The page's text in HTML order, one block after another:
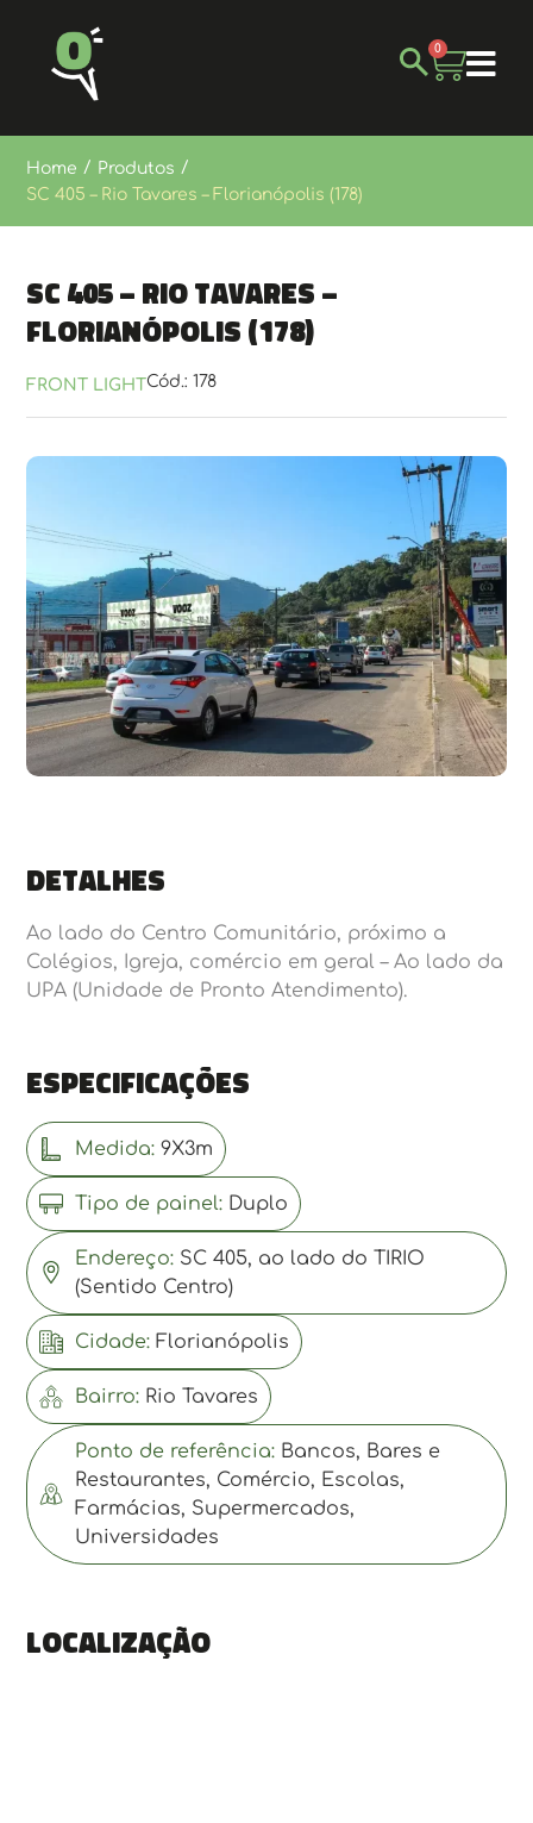
0
Home / Produtos /
SC 405 – Rio Tavares – Florianópolis (178)
SC 405 – Rio Tavares –
Florianópolis (178)
FRONT LIGHTCód.: 178
Detalhes
Ao lado do Centro Comunitário, próximo a
Colégios, Igreja, comércio em geral – Ao lado da
UPA (Unidade de Pronto Atendimento).
Especificações
Medida: 9X3m
Tipo de painel: Duplo
Endereço: SC 405, ao lado do TIRIO
(Sentido Centro)
Cidade: Florianópolis
Bairro: Rio Tavares
Ponto de referência: Bancos, Bares e
Restaurantes, Comércio, Escolas,
Farmácias, Supermercados,
Universidades
Localização